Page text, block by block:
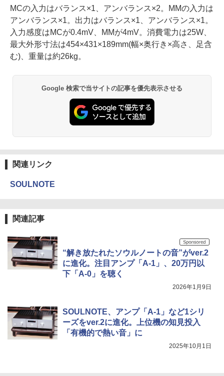
MCの入力はバランス×1、アンバランス×2。MMの入力は
アンバランス×1。出力はバランス×1、アンバランス×1。
入力感度はMCが0.4mV、MMが4mV。消費電力は25W、
最大外形寸法は454×431×189mm(幅×奥行き×高さ、足含
む)、重量は約26kg。
Google 検索で当サイトの記事を優先表示させる
関連リンク
SOULNOTE
関連記事
“解き放たれたソウルノートの音”がver.2
に進化。注目アンプ「A-1」、20万円以
下「A-0」を聴く
2026年1月9日
SOULNOTE、アンプ「A-1」など1シリ
ーズをver.2に進化。上位機の知見投入
「有機的で熱い音」に
2025年10月1日